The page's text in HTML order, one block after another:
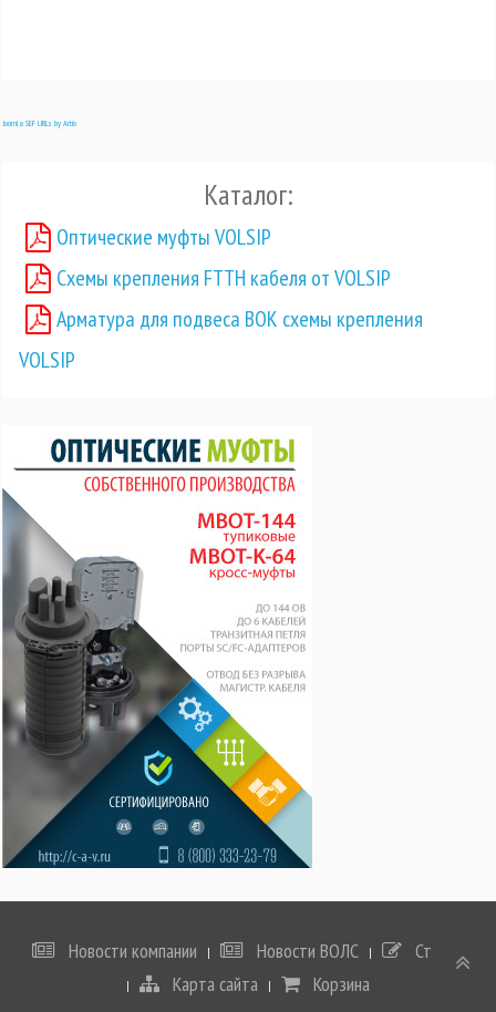
Joomla SEF URLs by Artio
Каталог:
Оптические муфты VOLSIP
Схемы крепления FTTH кабеля от VOLSIP
Арматура для подвеса ВОК схемы крепления
VOLSIP
Новости компании Новости ВОЛС
Статьи
Карта сайта
Корзина